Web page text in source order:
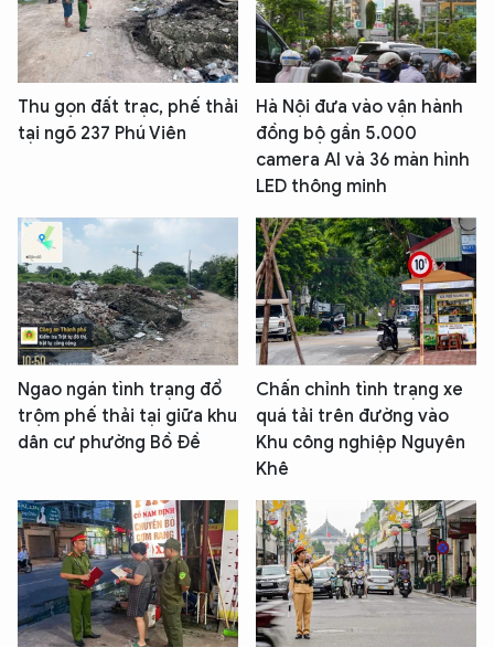
Thu gọn đất trạc, phế thải
tại ngõ 237 Phú Viên
Hà Nội đưa vào vận hành
đồng bộ gần 5.000
camera AI và 36 màn hình
LED thông minh
Ngao ngán tình trạng đổ
trộm phế thải tại giữa khu
dân cư phường Bồ Đề
Chấn chỉnh tình trạng xe
quá tải trên đường vào
Khu công nghiệp Nguyên
Khê